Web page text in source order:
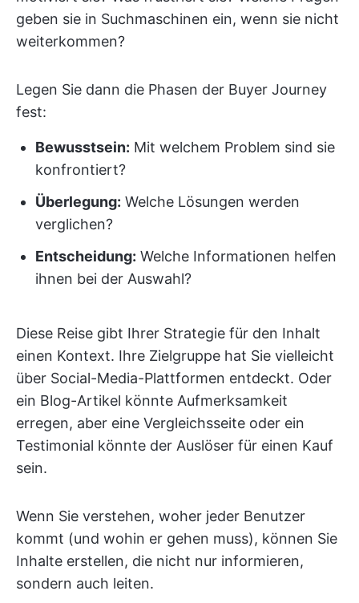
geben sie in Suchmaschinen ein, wenn sie nicht
weiterkommen?
Legen Sie dann die Phasen der Buyer Journey
fest:
Bewusstsein: Mit welchem Problem sind sie
konfrontiert?
Überlegung: Welche Lösungen werden
verglichen?
Entscheidung: Welche Informationen helfen
ihnen bei der Auswahl?
Diese Reise gibt Ihrer Strategie für den Inhalt
einen Kontext. Ihre Zielgruppe hat Sie vielleicht
über Social-Media-Plattformen entdeckt. Oder
ein Blog-Artikel könnte Aufmerksamkeit
erregen, aber eine Vergleichsseite oder ein
Testimonial könnte der Auslöser für einen Kauf
sein.
Wenn Sie verstehen, woher jeder Benutzer
kommt (und wohin er gehen muss), können Sie
Inhalte erstellen, die nicht nur informieren,
sondern auch leiten.